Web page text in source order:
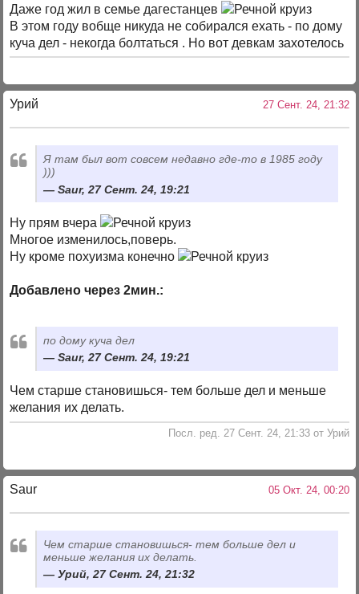
Даже год жил в семье дагестанцев
В этом году вобще никуда не собирался ехать - по дому
куча дел - некогда болтаться . Но вот девкам захотелось
Урий 27 Сент. 24, 21:32
Я там был вот совсем недавно где-то в 1985 году
)))
Saur, 27 Сент. 24, 19:21
Ну прям вчера
Многое изменилось,поверь.
Ну кроме похуизма конечно
Добавлено через 2мин.:
по дому куча дел
Saur, 27 Сент. 24, 19:21
Чем старше становишься- тем больше дел и меньше
желания их делать.
Посл. ред. 27 Сент. 24, 21:33 от Урий
Saur 05 Окт. 24, 00:20
Чем старше становишься- тем больше дел и
меньше желания их делать.
Урий, 27 Сент. 24, 21:32